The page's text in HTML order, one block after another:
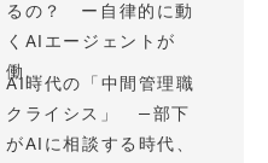
るの？ ー自律的に動
くAIエージェントが
働...
AI時代の「中間管理職
クライシス」 —部下
がAIに相談する時代、